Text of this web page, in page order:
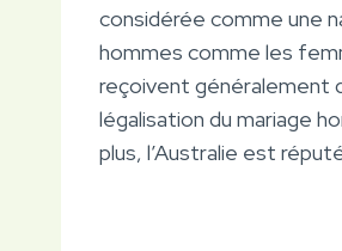
considérée comme une
hommes comme les
reçoivent généralement
légalisation du mariage
plus, l’Australie est